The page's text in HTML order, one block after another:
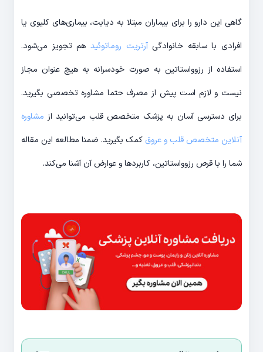
گاهی این دارو را برای بیماران مبتلا به دیابت، بیماری‌های کلیوی یا
افرادی با سابقه خانوادگیآرتریت روماتوئید هم تجویز می‌شود.
استفاده از رزوواستاتین به صورت خودسرانه به هیچ عنوان مجاز
نیست و لازم است پیش از مصرف حتما مشاوره تخصصی بگیرید.
برای دسترسی آسان به پزشک متخصص قلب می‌توانید از مشاوره
آنلاین متخصص قلب و عروق کمک بگیرید. ضمنا مطالعه این مقاله
شما را با قرص رزوواستاتین، کاربردها و عوارض آن آشنا می‌کند.